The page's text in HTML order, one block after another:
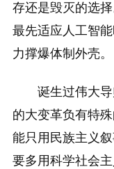
存还是毁灭的选
最先适应人工智
力撑爆体制外壳。
诞生过伟大
的大变革负有特
能只用民族主义
要多用科学社会